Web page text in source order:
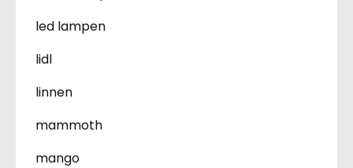
led lampen
lidl
linnen
mammoth
mango